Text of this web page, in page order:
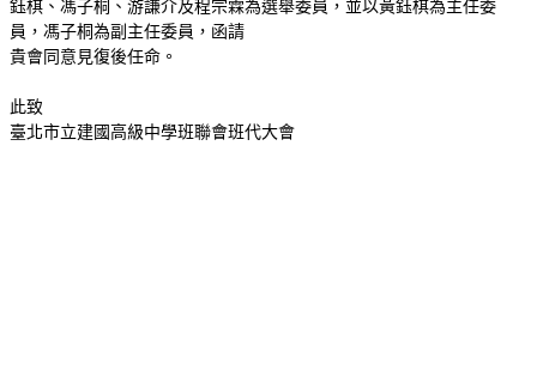
鈺棋、馮子桐、游謙介及程宗霖為選舉委員，並以黃鈺棋為主任委
員，馮子桐為副主任委員 ，函請
貴會同意見復後任命。
此致
臺北市立建國高級中學班聯會班代大會